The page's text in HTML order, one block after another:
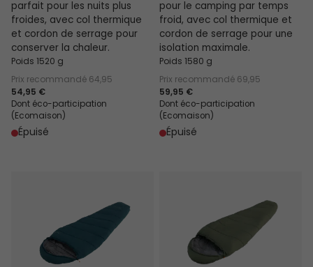
parfait pour les nuits plus
froides, avec col thermique
et cordon de serrage pour
conserver la chaleur.
Poids 1520 g
Prix recommandé 64,95
54,95 €
Dont éco-participation
(Ecomaison)
Épuisé
pour le camping par temps
froid, avec col thermique et
cordon de serrage pour une
isolation maximale.
Poids 1580 g
Prix recommandé 69,95
59,95 €
Dont éco-participation
(Ecomaison)
Épuisé